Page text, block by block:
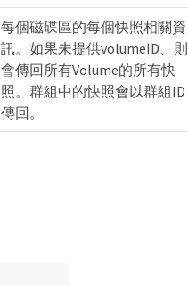
每個磁碟區的每個快照相關資
訊。如果未提供volumeID、則
會傳回所有Volume的所有快
照。群組中的快照會以群組ID
傳回。